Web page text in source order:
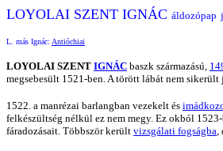
LOYOLAI SZENT IGNÁC áldozópap
L. más Ignác: Antióchiai
LOYOLAI SZENT IGNÁC baszk származású,
megsebesült 1521-ben. A törött lábát nem
1522. a manrézai barlangban vezekelt és
felkészültség nélkül ez nem megy. Ez okból
fáradozásait. Többször került vizsgálati fogságba,